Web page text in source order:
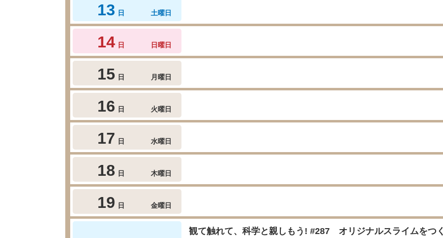
13 日 土曜日
14 日 日曜日
15 日 月曜日
16 日 火曜日
17 日 水曜日
18 日 木曜日
19 日 金曜日
観て触れて、科学と親しもう! #287 オリジナルスライムをつ